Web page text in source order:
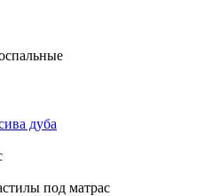
дуба
под матрас